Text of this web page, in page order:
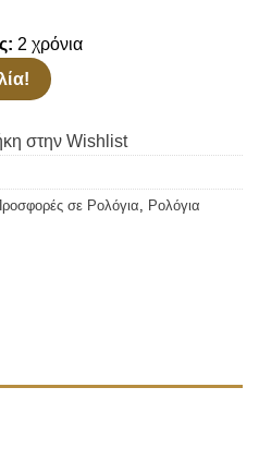
2 χρόνια
στην Wishlist
σε Ρολόγια, Ρολόγια